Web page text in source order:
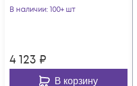
(комплект с
В наличии: 100+ шт
4 123 ₽
В корзину